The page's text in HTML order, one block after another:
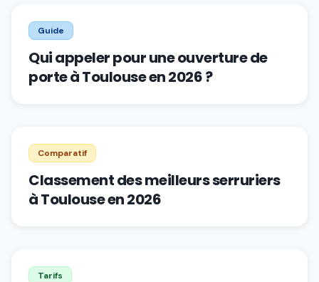
Guide
Qui appeler pour une ouverture de
porte à Toulouse en 2026 ?
Comparatif
Classement des meilleurs serruriers
à Toulouse en 2026
Tarifs